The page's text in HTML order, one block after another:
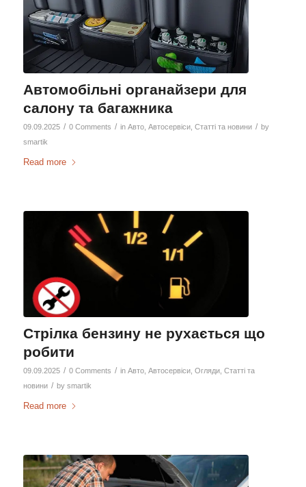
Автомобільні органайзери для
салону та багажника
09.09.2025 / 0 Comments / in Авто, Автосервіси, Статті та новини / by
smartik
Read more
Стрілка бензину не рухається що
робити
09.09.2025 / 0 Comments / in Авто, Автосервіси, Огляди, Статті та
новини / by smartik
Read more